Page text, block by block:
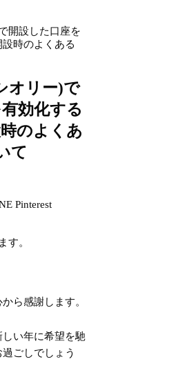
開設した口座を
時のよくある
オリー)で
効化する
のよくあ
て
Pinterest
す。
ら感謝します。
い年に希望を馳
ごしでしょう